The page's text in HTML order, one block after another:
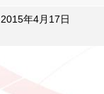
2015年4月17日